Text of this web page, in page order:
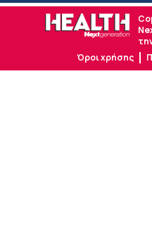
Όροι χρήσης